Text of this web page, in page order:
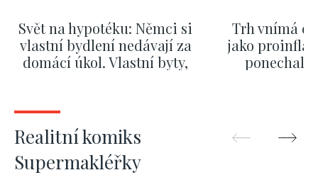
Svět na hypotéku: Němci si
vlastní bydlení nedávají za
domácí úkol. Vlastní byty,
Trh vnímá
jako
ponechali
Realitní komiks
Supermakléřky